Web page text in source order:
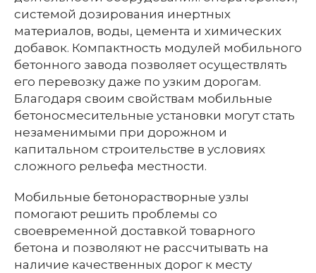
системой дозирования инертных
материалов, воды, цемента и химических
добавок. Компактность модулей мобильного
бетонного завода позволяет осуществлять
его перевозку даже по узким дорогам.
Благодаря своим свойствам мобильные
бетоносмесительные установки могут стать
незаменимыми при дорожном и
капитальном строительстве в условиях
сложного рельефа местности.
Мобильные бетонорастворные узлы
помогают решить проблемы со
своевременной доставкой товарного
бетона и позволяют не рассчитывать на
наличие качественных дорог к месту